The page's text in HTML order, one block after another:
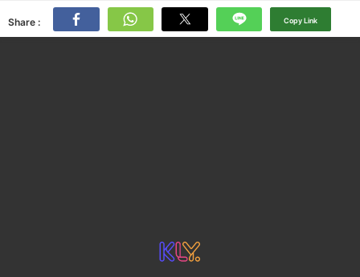
Share : Copy Link